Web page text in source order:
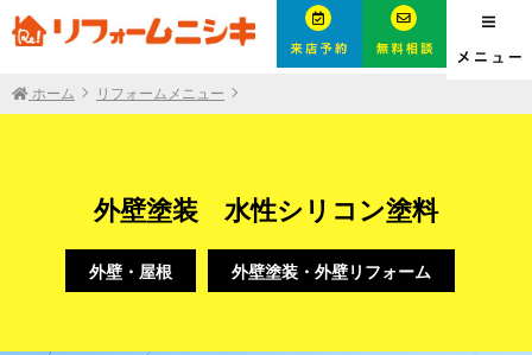
ホーム リフォームメニュー
外壁塗装 水性シリコン塗料
外壁・屋根 外壁塗装・外壁リフォーム